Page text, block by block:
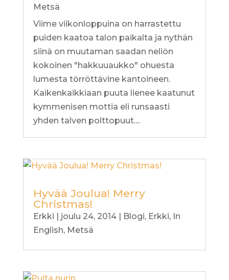
Metsä
Viime viikonloppuina on harrastettu
puiden kaatoa talon paikalta ja nythän
siinä on muutaman saadan neliön
kokoinen "hakkuuaukko" ohuesta
lumesta törröttävine kantoineen.
Kaikenkaikkiaan puuta lienee kaatunut
kymmenisen mottia eli runsaasti
yhden talven polttopuut....
Hyvää Joulua! Merry
Christmas!
Erkki | joulu 24, 2014| Blogi, Erkki, In
English, Metsä